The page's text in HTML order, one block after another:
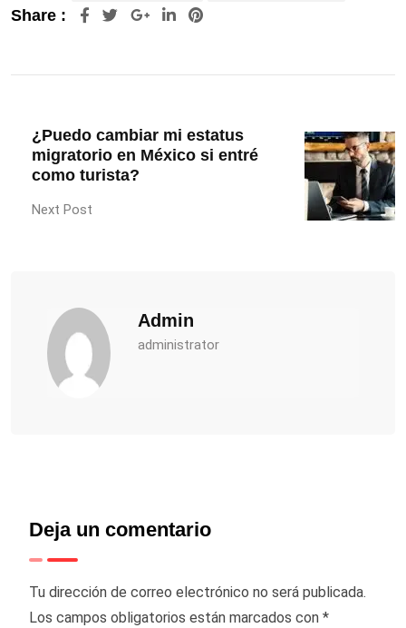
Share :
¿Puedo cambiar mi estatus
migratorio en México si entré
como turista?
Next Post
Admin
administrator
Deja un comentario
Tu dirección de correo electrónico no será publicada.
Los campos obligatorios están marcados con *